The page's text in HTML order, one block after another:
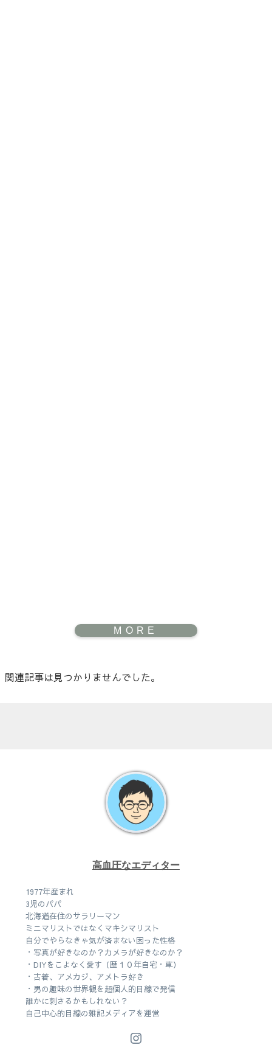
関連記事は見つかりませんでした。
高血圧なエディター
1977年産まれ
3児のパパ
北海道在住のサラリーマン
ミニマリストではなくマキシマリスト
自分でやらなきゃ気が済まない困った性格
・写真が好きなのか？カメラが好きなのか？
・DIYをこよなく愛す（歴１０年自宅・車）
・古着、アメカジ、アメトラ好き
・男の趣味の世界観を超個人的目線で発信
誰かに刺さるかもしれない？
自己中心的目線の雑記メディアを運営